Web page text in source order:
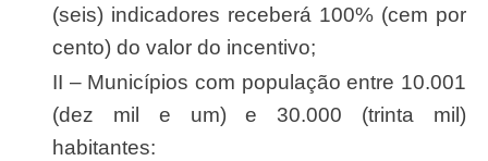
(seis) indicadores receberá 100% (cem por
cento) do valor do incentivo;
II – Municípios com população entre 10.001
(dez mil e um) e 30.000 (trinta mil)
habitantes: